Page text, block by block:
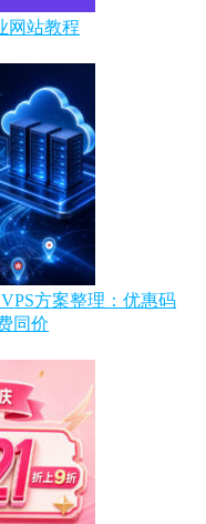
网站教程
方案整理：优惠码
同价